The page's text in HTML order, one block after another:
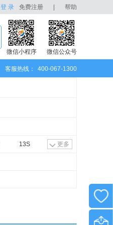
登 录 免费注册 帮助
微信小程序
微信公众号
客服热线： 400-067-1300
13S 更多